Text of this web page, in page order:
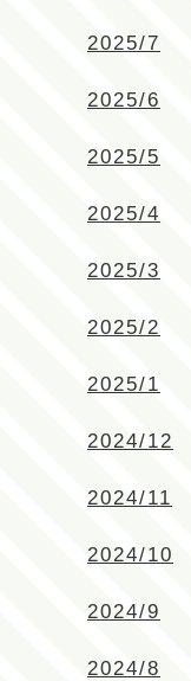
2025/7
2025/6
2025/5
2025/4
2025/3
2025/2
2025/1
2024/12
2024/11
2024/10
2024/9
2024/8